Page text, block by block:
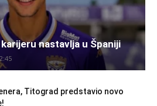
nastavlja u Španiji
Titograd predstavio novo